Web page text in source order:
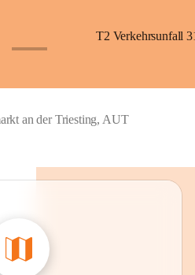
T2 Verkehrsunfall
an der Triesting, AUT